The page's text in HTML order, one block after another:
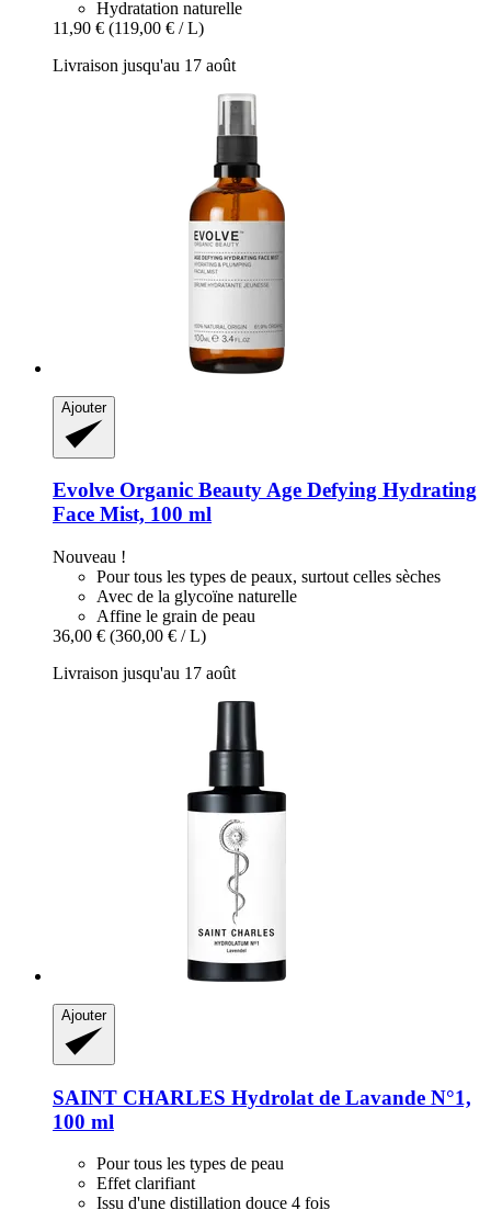
Hydratation naturelle
11,90 € (119,00 € / L)
Livraison jusqu'au 17 août
Ajouter
Evolve Organic BeautyAge Defying Hydrating
Face Mist, 100 ml
Nouveau !
Pour tous les types de peaux, surtout celles sèches
Avec de la glycoïne naturelle
Affine le grain de peau
36,00 € (360,00 € / L)
Livraison jusqu'au 17 août
Ajouter
SAINT CHARLES Hydrolat de Lavande N°1,
100 ml
Pour tous les types de peau
Effet clarifiant
Issu d'une distillation douce 4 fois